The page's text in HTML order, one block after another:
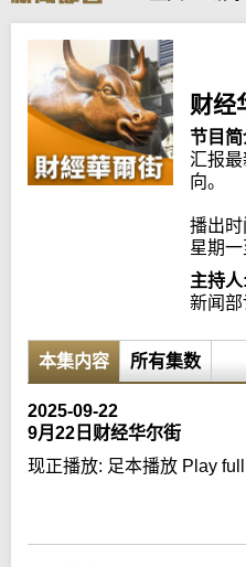
c
h
财经
节目简
汇报
向。
播出时
星期
主持人:
新闻
本集内容 所有集数
2025-09-22
9月22日财经华尔街
现正播放: 足本播放 Play